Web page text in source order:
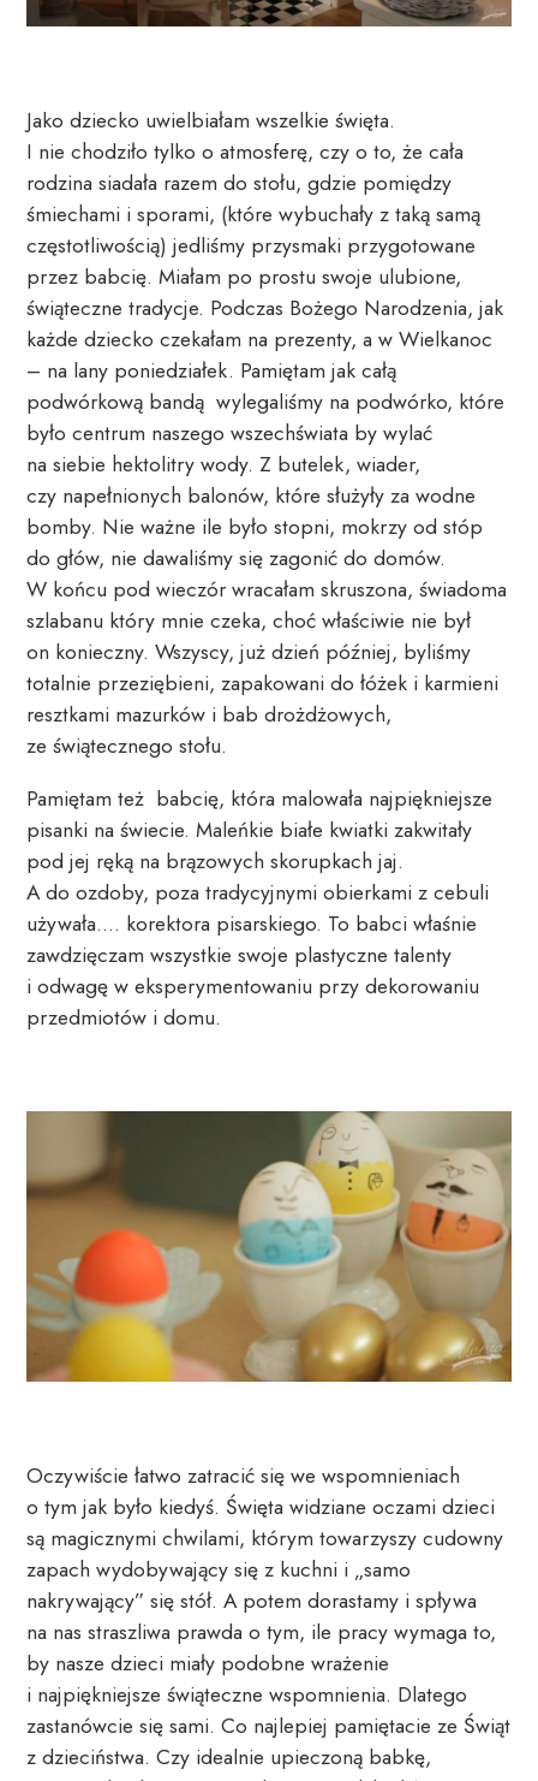
Jako dziecko uwielbiałam wszelkie święta.
I nie chodziło tylko o atmosferę, czy o to, że cała
rodzina siadała razem do stołu, gdzie pomiędzy
śmiechami i sporami, (które wybuchały z taką samą
częstotliwością) jedliśmy przysmaki przygotowane
przez babcię. Miałam po prostu swoje ulubione,
świąteczne tradycje. Podczas Bożego Narodzenia, jak
każde dziecko czekałam na prezenty, a w Wielkanoc
– na lany poniedziałek. Pamiętam jak całą
podwórkową bandą  wylegaliśmy na podwórko, które
było centrum naszego wszechświata by wylać
na siebie hektolitry wody. Z butelek, wiader,
czy napełnionych balonów, które służyły za wodne
bomby. Nie ważne ile było stopni, mokrzy od stóp
do głów, nie dawaliśmy się zagonić do domów.
W końcu pod wieczór wracałam skruszona, świadoma
szlabanu który mnie czeka, choć właściwie nie był
on konieczny. Wszyscy, już dzień później, byliśmy
totalnie przeziębieni, zapakowani do łóżek i karmieni
resztkami mazurków i bab drożdżowych,
ze świątecznego stołu.
Pamiętam też  babcię, która malowała najpiękniejsze
pisanki na świecie. Maleńkie białe kwiatki zakwitały
pod jej ręką na brązowych skorupkach jaj.
A do ozdoby, poza tradycyjnymi obierkami z cebuli
używała…. korektora pisarskiego. To babci właśnie
zawdzięczam wszystkie swoje plastyczne talenty
i odwagę w eksperymentowaniu przy dekorowaniu
przedmiotów i domu.
Oczywiście łatwo zatracić się we wspomnieniach
o tym jak było kiedyś. Święta widziane oczami dzieci
są magicznymi chwilami, którym towarzyszy cudowny
zapach wydobywający się z kuchni i „samo
nakrywający” się stół. A potem dorastamy i spływa
na nas straszliwa prawda o tym, ile pracy wymaga to,
by nasze dzieci miały podobne wrażenie
i najpiękniejsze świąteczne wspomnienia. Dlatego
zastanówcie się sami. Co najlepiej pamiętacie ze Świąt
z dzieciństwa. Czy idealnie upieczoną babkę,